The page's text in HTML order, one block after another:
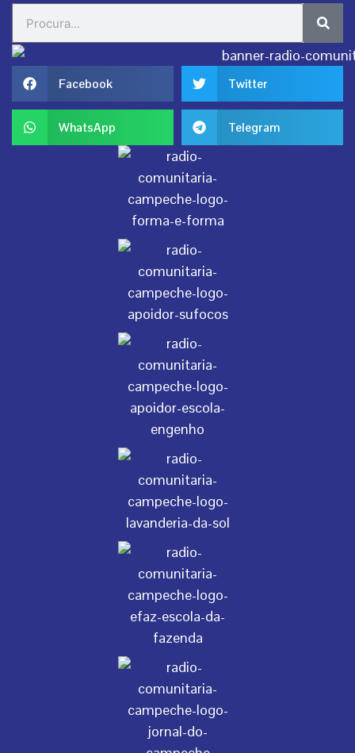
Facebook Twitter
WhatsApp Telegram